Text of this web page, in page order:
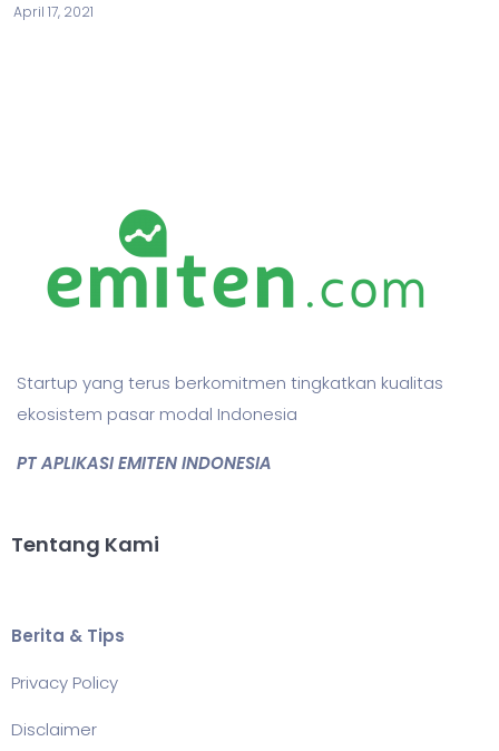
April 17, 2021
Startup yang terus berkomitmen tingkatkan kualitas
ekosistem pasar modal Indonesia
PT APLIKASI EMITEN INDONESIA
Tentang Kami
Berita & Tips
Privacy Policy
Disclaimer